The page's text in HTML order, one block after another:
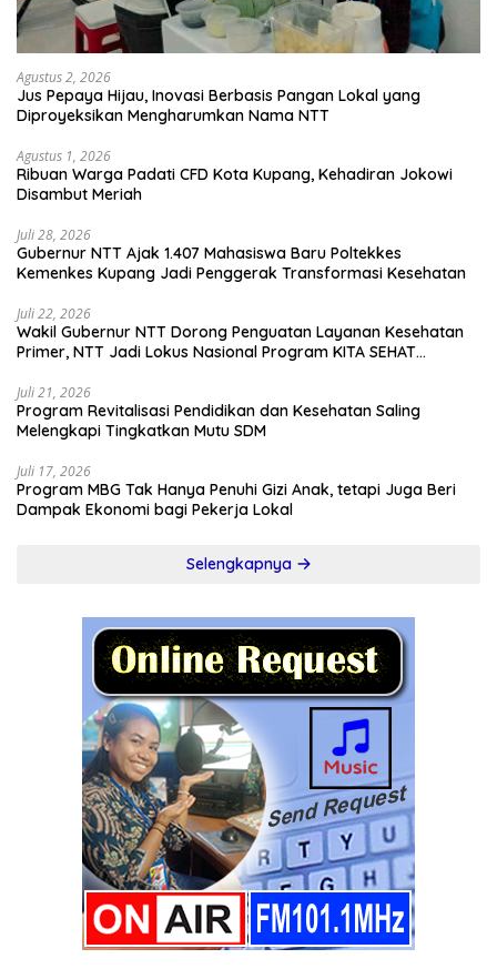
Agustus 2, 2026
Jus Pepaya Hijau, Inovasi Berbasis Pangan Lokal yang
Diproyeksikan Mengharumkan Nama NTT
Agustus 1, 2026
Ribuan Warga Padati CFD Kota Kupang, Kehadiran Jokowi
Disambut Meriah
Juli 28, 2026
Gubernur NTT Ajak 1.407 Mahasiswa Baru Poltekkes
Kemenkes Kupang Jadi Penggerak Transformasi Kesehatan
Juli 22, 2026
Wakil Gubernur NTT Dorong Penguatan Layanan Kesehatan
Primer, NTT Jadi Lokus Nasional Program KITA SEHAT
Juli 21, 2026
Program Revitalisasi Pendidikan dan Kesehatan Saling
Melengkapi Tingkatkan Mutu SDM
Juli 17, 2026
Program MBG Tak Hanya Penuhi Gizi Anak, tetapi Juga Beri
Dampak Ekonomi bagi Pekerja Lokal
Selengkapnya